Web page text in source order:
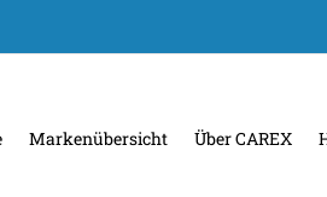
Markenübersicht Über CAREX